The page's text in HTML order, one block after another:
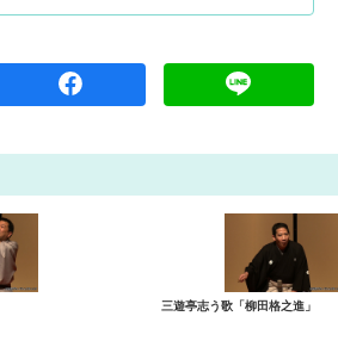
三遊亭志う歌「柳田格之進」